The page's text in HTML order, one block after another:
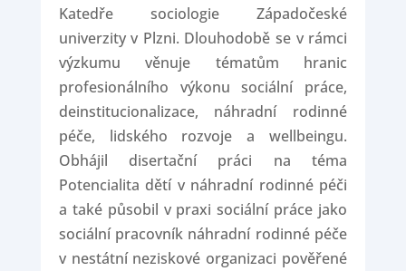
Katedře sociologie Západočeské
univerzity v Plzni. Dlouhodobě se v rámci
výzkumu věnuje tématům hranic
profesionálního výkonu sociální práce,
deinstitucionalizace, náhradní rodinné
péče, lidského rozvoje a wellbeingu.
Obhájil disertační práci na téma
Potencialita dětí v náhradní rodinné péči
a také působil v praxi sociální práce jako
sociální pracovník náhradní rodinné péče
v nestátní neziskové organizaci pověřené